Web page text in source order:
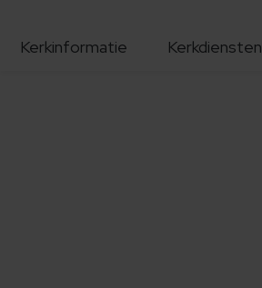
Kerkinformatie Kerkdiensten